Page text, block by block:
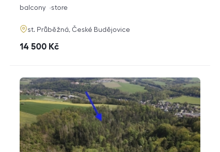
funkce
balcony store
adresa
st. Průběžná, České Budějovice
cena
14 500 Kč